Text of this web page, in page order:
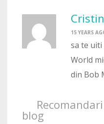
15 YEARS
sa te uiti
World
din Bob
blog